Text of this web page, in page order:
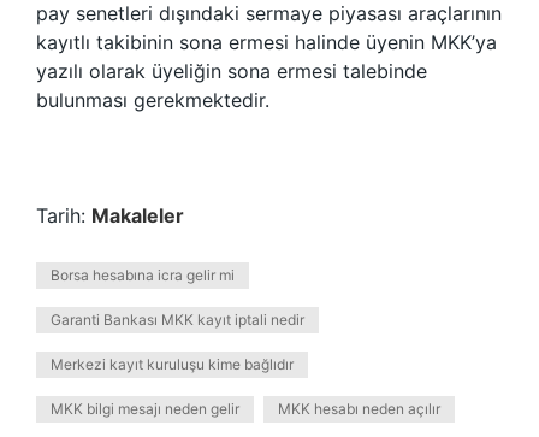
pay senetleri dışındaki sermaye piyasası araçlarının
kayıtlı takibinin sona ermesi halinde üyenin MKK’ya
yazılı olarak üyeliğin sona ermesi talebinde
bulunması gerekmektedir.
Tarih: Makaleler
Borsa hesabına icra gelir mi
Garanti Bankası MKK kayıt iptali nedir
Merkezi kayıt kuruluşu kime bağlıdır
MKK bilgi mesajı neden gelir MKK hesabı neden açılır